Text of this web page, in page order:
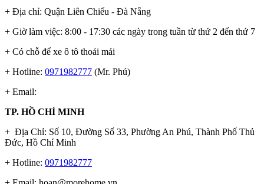
+ Địa chỉ: Quận Liên Chiểu - Đà Nẵng
+ Giờ làm việc: 8:00 - 17:30 các ngày trong tuần từ thứ 2 đến thứ 7
+ Có chỗ để xe ô tô thoải mái
+ Hotline: 0971982777 (Mr. Phú)
+ Email:
TP. HỒ CHÍ MINH
+ Địa Chỉ: Số 10, Đường Số 33, Phường An Phú, Thành Phố Thủ
Đức, Hồ Chí Minh
+ Hotline: 0971982777